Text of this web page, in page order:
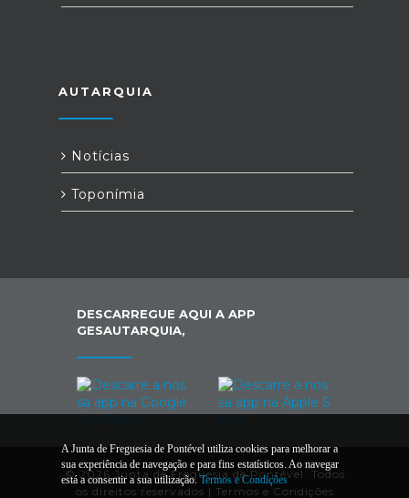
AUTARQUIA
Notícias
Toponímia
DESCARREGUE AQUI A APP
GESAUTARQUIA,
© 2026 Junta de Freguesia de Pontével. Todos
os direitos reservados | Termos e Condições
A Junta de Freguesia de Pontével utiliza cookies para melhorar a
sua experiência de navegação e para fins estatísticos. Ao navegar
está a consentir a sua utilização.Termos e Condições